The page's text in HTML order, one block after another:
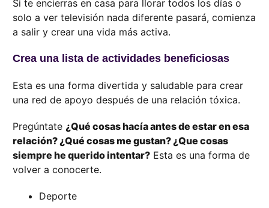
Si te encierras en casa para llorar todos los días o
solo a ver televisión nada diferente pasará, comienza
a salir y crear una vida más activa.
Crea una lista de actividades beneficiosas
Esta es una forma divertida y saludable para crear
una red de apoyo después de una relación tóxica.
Pregúntate ¿Qué cosas hacía antes de estar en esa
relación? ¿Qué cosas me gustan? ¿Que cosas
siempre he querido intentar? Esta es una forma de
volver a conocerte.
Deporte